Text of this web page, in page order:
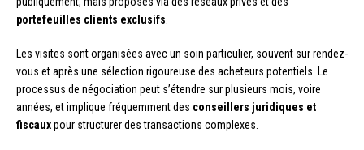
portefeuilles clients exclusifs
Les visites sont organisées avec un soin particulier, souvent sur rendez-
vous et après une sélection rigoureuse des acheteurs potentiels. Le
processus de négociation peut s’étendre sur plusieurs mois, voire
années, et implique fréquemment des conseillers juridiques et
fiscauxpour structurer des transactions complexes.